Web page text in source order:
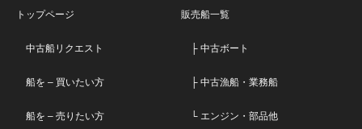
トップページ
中古船リクエスト
船を – 買いたい方
船を – 売りたい方
販売船一覧
├ 中古ボート
├ 中古漁船・業務船
└ エンジン・部品他